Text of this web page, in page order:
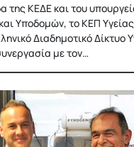
της ΚΕΔΕ και του
Υποδομών, το ΚΕΠ
Διαδημοτικό Δίκτυο
με τον…